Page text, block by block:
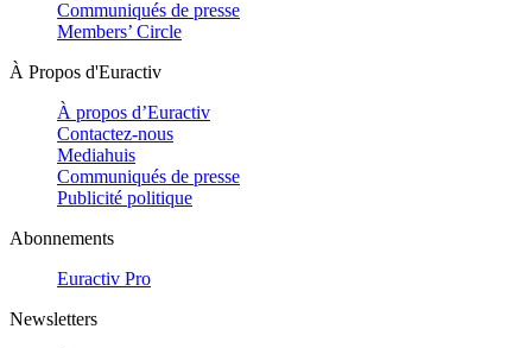
Communiqués de presse
Members’ Circle
À Propos d'Euractiv
À propos d’Euractiv
Contactez-nous
Mediahuis
Communiqués de presse
Publicité politique
Abonnements
Euractiv Pro
Newsletters